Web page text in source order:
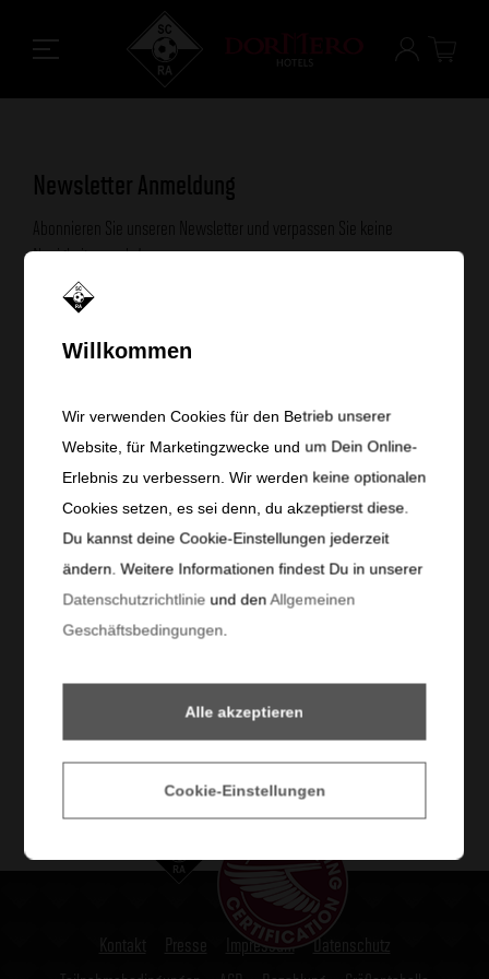
Newsletter Anmeldung
Abonnieren Sie unseren Newsletter und verpassen Sie keine
Neuigkeiten mehr!
E-Mail-Adresse*
#MIRSINDALTACH
Kontakt Presse Impressum
Datenschutz
Willkommen
Wir verwenden Cookies für den Betrieb unserer
Website, für Marketingzwecke und um Dein Online-
Erlebnis zu verbessern. Wir werden keine optionalen
Cookies setzen, es sei denn, du akzeptierst diese.
Du kannst deine Cookie-Einstellungen jederzeit
ändern. Weitere Informationen findest Du in unserer
Datenschutzrichtlinie und den Allgemeinen
Geschäftsbedingungen
Alle akzeptieren
Cookie-Einstellungen